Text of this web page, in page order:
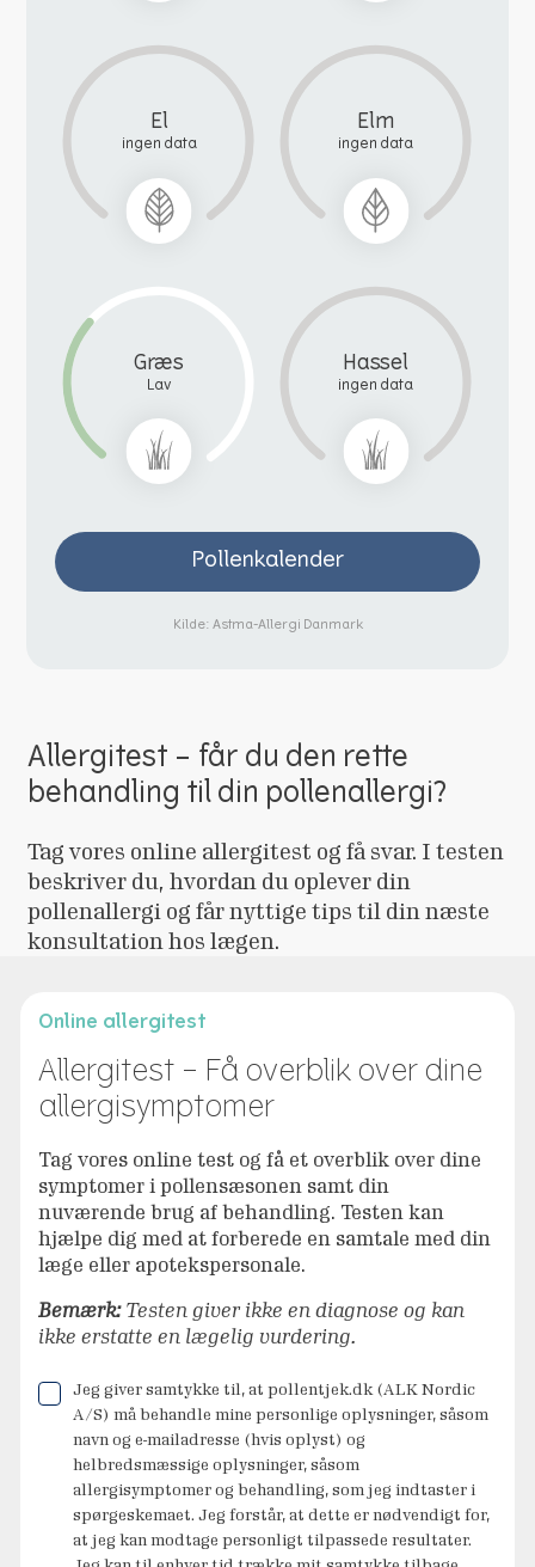
El
ingen data
Elm
ingen data
Græs
Lav
Hassel
ingen data
Pollenkalender
Kilde: Astma-Allergi Danmark
Allergitest – får du den rette
behandling til din pollenallergi?
Tag vores online allergitest og få svar. I testen
beskriver du, hvordan du oplever din
pollenallergi og får nyttige tips til din næste
konsultation hos lægen.
Online allergitest
Allergitest – Få overblik over dine
allergisymptomer
Tag vores online test og få et overblik over dine
symptomer i pollensæsonen samt din
nuværende brug af behandling. Testen kan
hjælpe dig med at forberede en samtale med din
læge eller apotekspersonale.
Bemærk:Testen giver ikke en diagnose og kan
ikke erstatte en lægelig vurdering.
Jeg giver samtykke til, at pollentjek.dk (ALK Nordic
A/S) må behandle mine personlige oplysninger, såsom
navn og e-mailadresse (hvis oplyst) og
helbredsmæssige oplysninger, såsom
allergisymptomer og behandling, som jeg indtaster i
spørgeskemaet. Jeg forstår, at dette er nødvendigt for,
at jeg kan modtage personligt tilpassede resultater.